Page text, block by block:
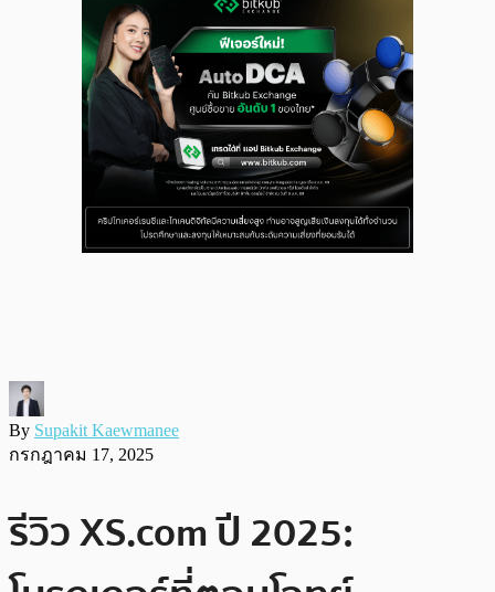
By Supakit Kaewmanee
กรกฎาคม 17, 2025
รีวิว XS.com ปี 2025: